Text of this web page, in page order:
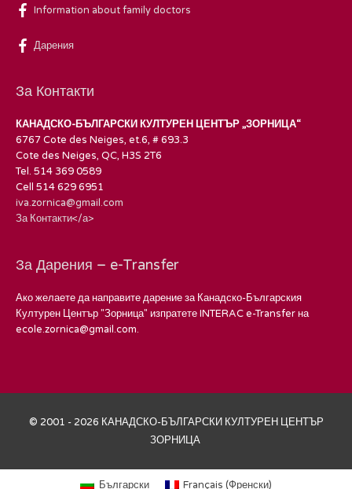
Information about family doctors
Дарения
За Контакти
КАНАДСКО-БЪЛГАРСКИ КУЛТУРЕН ЦЕНТЪР „ЗОРНИЦА“
6767 Cote des Neiges, et.6, # 693.3
Cote des Neiges, QC, H3S 2T6
Tel. 514 369 0589
Cell 514 629 6951
iva.zornica@gmail.com
За Контакти</а>
За Дарения – e-Transfer
Ако желаете да направите дарение за Канадско-Българския
Културен Център "Зорница" изпратете INTERAC e-Transfer на
ecole.zornica@gmail.com.
© 2001 - 2026 КАНАДСКО-БЪЛГАРСКИ КУЛТУРЕН ЦЕНТЪР
ЗОРНИЦА
Български Français (Френски)